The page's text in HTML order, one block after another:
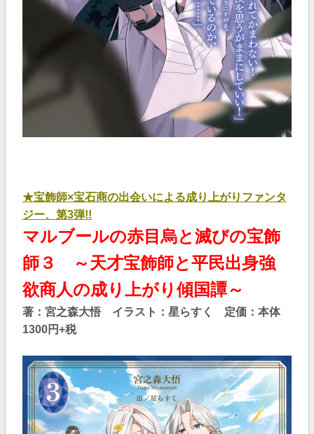
★宝飾師×宝石商の出会いによる成り上がりファンタ
ジー、第3弾!!
マルブールの赤目烏と滅びの宝飾
師３ ～天才宝飾師と平民出身強
欲商人の成り上がり傾国譚～
著：宮之森大悟 イラスト：星らすく 定価：本体
1300円+税